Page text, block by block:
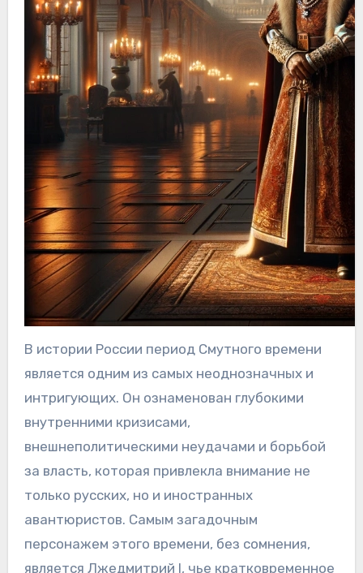
В истории России период Смутного времени
является одним из самых неоднозначных и
интригующих. Он ознаменован глубокими
внутренними кризисами,
внешнеполитическими неудачами и борьбой
за власть, которая привлекла внимание не
только русских, но и иностранных
авантюристов. Самым загадочным
персонажем этого времени, без сомнения,
является Лжедмитрий I, чье кратковременное